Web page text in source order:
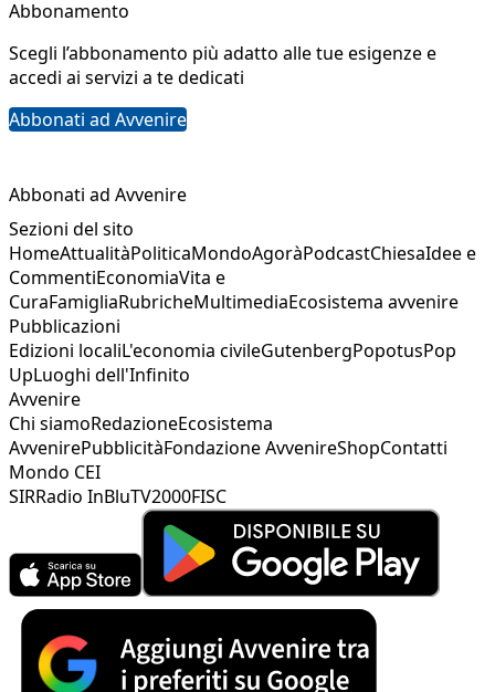
Abbonamento
Scegli l’abbonamento più adatto alle tue esigenze e
accedi ai servizi a te dedicati
Abbonati ad Avvenire
Abbonati ad Avvenire
Sezioni del sito
HomeAttualitàPoliticaMondoAgoràPodcastChiesaIdee e
CommentiEconomiaVita e
CuraFamigliaRubricheMultimediaEcosistema avvenire
Pubblicazioni
Edizioni localiL'economia civileGutenbergPopotusPop
UpLuoghi dell'Infinito
Avvenire
Chi siamoRedazioneEcosistema
AvvenirePubblicitàFondazione AvvenireShopContatti
Mondo CEI
SIRRadio InBluTV2000FISC